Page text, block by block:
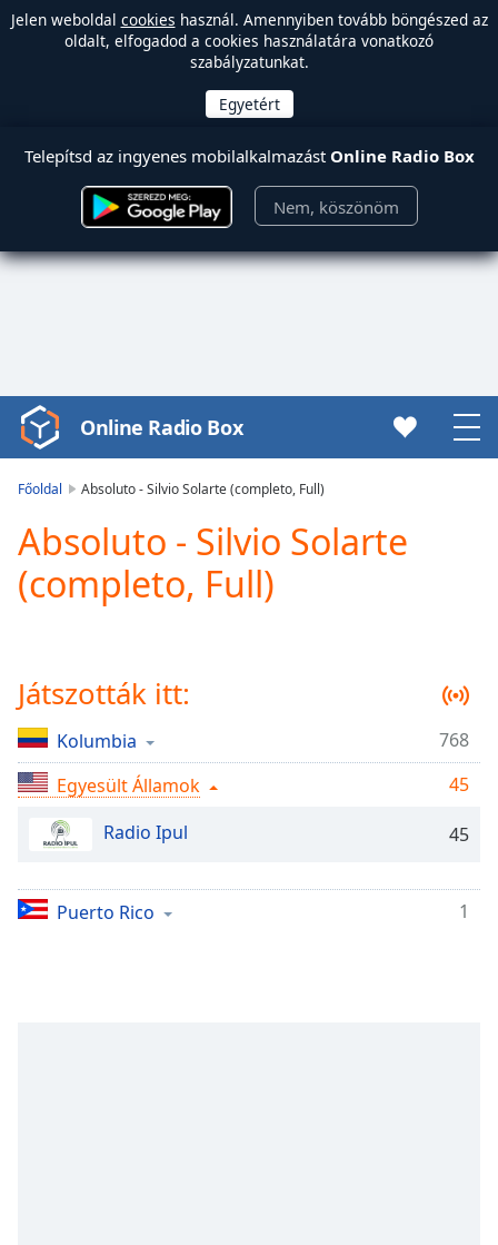
Jelen weboldal cookies használ. Amennyiben tovább böngészed az
oldalt, elfogadod a cookies használatára vonatkozó
szabályzatunkat.
Telepítsd az ingyenes mobilalkalmazást Online Radio Box
Nem, köszönöm
Video
Player
Play
Video
Play
Skip
Mute
Current
Time0:00
Duration-:-
TypeLIVE
Seek to
Online Radio Box
Főoldal Absoluto - Silvio Solarte (completo, Full)
Absoluto - Silvio Solarte
(completo, Full)
Játszották itt:
Kolumbia
768
Egyesült Államok
45
Radio Ipul
45
Puerto Rico 1